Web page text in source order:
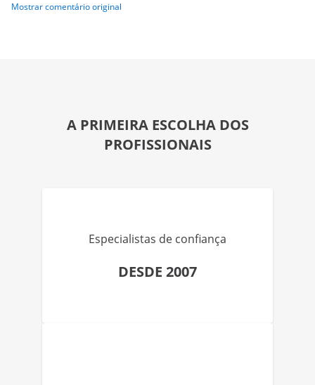
Mostrar comentário original
A PRIMEIRA ESCOLHA DOS
PROFISSIONAIS
Especialistas de confiança
DESDE 2007